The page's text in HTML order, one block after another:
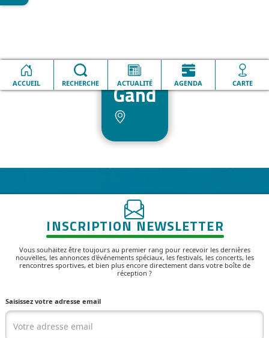
Accueil
Gand
ACCUEIL
RECHERCHE ACTUALITÉ AGENDA CARTE
Gand
INSCRIPTION NEWSLETTER
Vous souhaitez être toujours au premier rang pour recevoir les dernières
nouvelles, les annonces d'événements spéciaux, les festivals, les concerts, les
rencontres sportives, et bien plus encore directement dans votre boîte de
réception ?
Saisissez votre adresse email